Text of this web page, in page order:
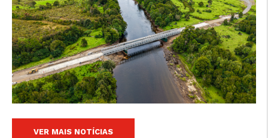
VER MAIS NOTÍCIAS
cicap@cicap.pt